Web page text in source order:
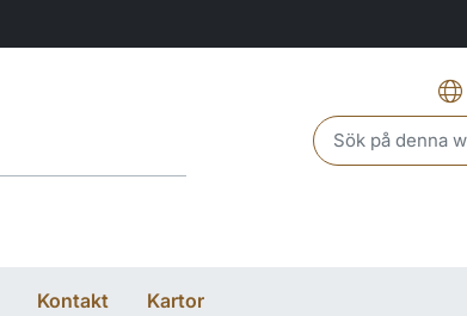
Header search
Kontakt Kartor